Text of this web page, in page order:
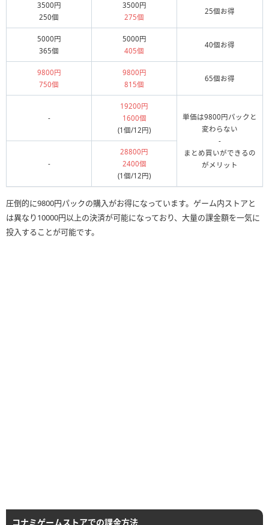
3500円
250個
3500円
275個
25個お得
5000円
365個
5000円
405個
40個お得
9800円
750個
9800円
815個
65個お得
-
19200円
1600個
(1個/12円)
単価は9800円パックと
変わらない
-
まとめ買いができるの
がメリット
-
28800円
2400個
(1個/12円)
圧倒的に9800円パックの購入がお得になっています。ゲーム内ストアと
は異なり10000円以上の決済が可能になっており、大量の課金額を一気に
投入することが可能です。
コナミゲームストアでの課金方法